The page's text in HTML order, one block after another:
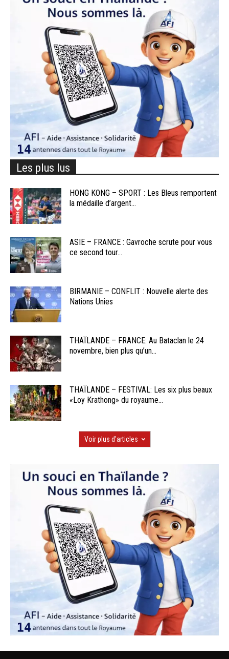
Les plus lus
HONG KONG – SPORT : Les Bleus remportent
la médaille d’argent...
ASIE – FRANCE : Gavroche scrute pour vous
ce second tour...
BIRMANIE – CONFLIT : Nouvelle alerte des
Nations Unies
THAÏLANDE – FRANCE: Au Bataclan le 24
novembre, bien plus qu’un...
THAÏLANDE – FESTIVAL: Les six plus beaux
«Loy Krathong» du royaume...
Voir plus d'articles